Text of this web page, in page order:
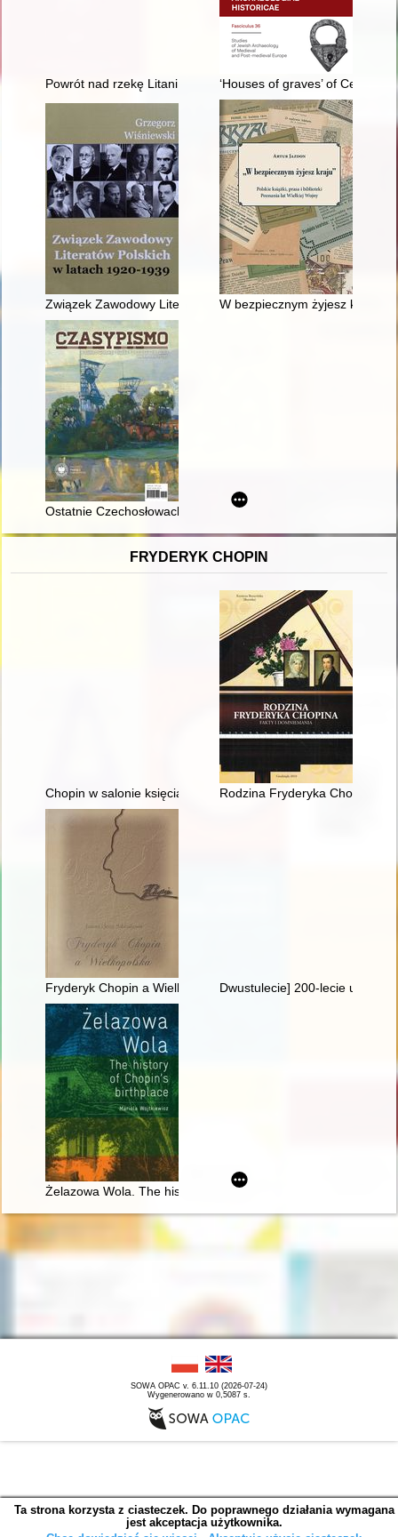
Powrót nad rzekę Litani : polskie kontyngenty wojskowe w
‘Houses of graves’ of Central-
Związek Zawodowy Literatów Polskich w latach 1920-1939
W bezpiecznym żyjesz kraju" :
Ostatnie Czechosłowackie zdobycze terytorialne na Górnym
FRYDERYK CHOPIN
Chopin w salonie księcia Antoniego Radziwiłła". Nowe
Rodzina Fryderyka Chopina.
Fryderyk Chopin a WielkopolskaDwustulecie] 200-lecie urodzin
Żelazowa Wola. The history of Chopin's birthplace
SOWA OPAC v. 6.11.10 (2026-07-24)
Wygenerowano w 0,5087 s.
Ta strona korzysta z ciasteczek. Do poprawnego działania wymagana
jest akceptacja użytkownika.